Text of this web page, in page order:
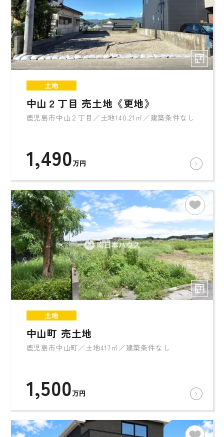
土地
中山２丁目 売土地《更地》
鹿児島市中山２丁目／土地140.21㎡／建築条件なし
1,490万円
土地
中山町 売土地
鹿児島市中山町／土地417㎡／建築条件なし
1,500万円